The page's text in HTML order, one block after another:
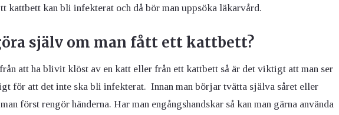
kan bli infekterat och då bör man uppsöka läkarvård.
själv om man fått ett kattbett?
att ha blivit klöst av en katt eller från ett kattbett så är det viktigt att man ser
för att det inte ska bli infekterat. Innan man börjar tvätta själva såret eller
först rengör händerna. Har man engångshandskar så kan man gärna använda